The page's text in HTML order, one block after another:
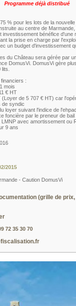
Programme déjà distribué
% pour les lots de la
au centre de
investissement bénéfice d'une
la prise en charge par
un budget d'investissement
du Château sera gérée par
DomusVi. DomusVi gère
:
mois
€ HT
(Loyer de 5 707 € HT) car
de syndic
loyer suivant l'indice de
foncière par le preneur de bail
avec amortissement ou
9 ans
2015
- Caution DomusVi
(grille de
72 35 30 70